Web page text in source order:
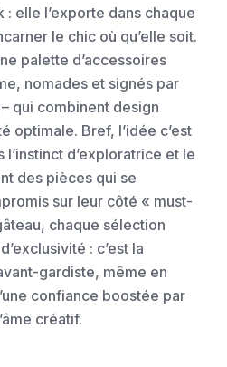
: elle l’exporte dans chaque
le chic où qu’elle soit.
palette d’accessoires
nomades et signés par
qui combinent design
optimale. Bref, l’idée c’est
d’exploratrice et le
des pièces qui se
sur leur côté « must-
chaque sélection
: c’est la
gardiste, même en
confiance boostée par
créatif.